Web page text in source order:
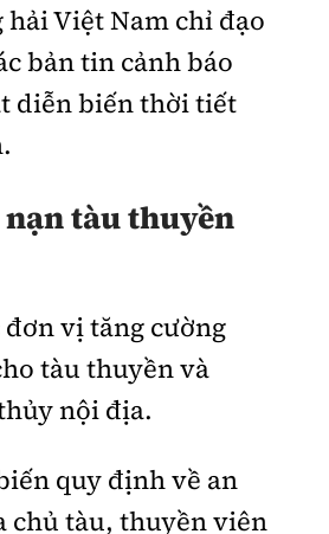
Việt Nam chỉ đạo
bản tin cảnh báo
diễn biến thời tiết
tàu thuyền
vị tăng cường
tàu thuyền và
nội địa.
quy định về an
chủ tàu, thuyền viên